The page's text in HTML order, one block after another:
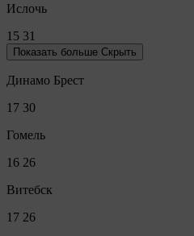
Ислочь
15 31
Показать больше Скрыть
Динамо Брест
17 30
Гомель
16 26
Витебск
17 26